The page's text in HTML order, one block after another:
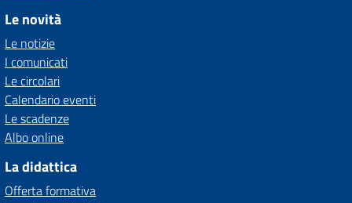
Le novità
Le notizie
I comunicati
Le circolari
Calendario eventi
Le scadenze
Albo online
La didattica
Offerta formativa